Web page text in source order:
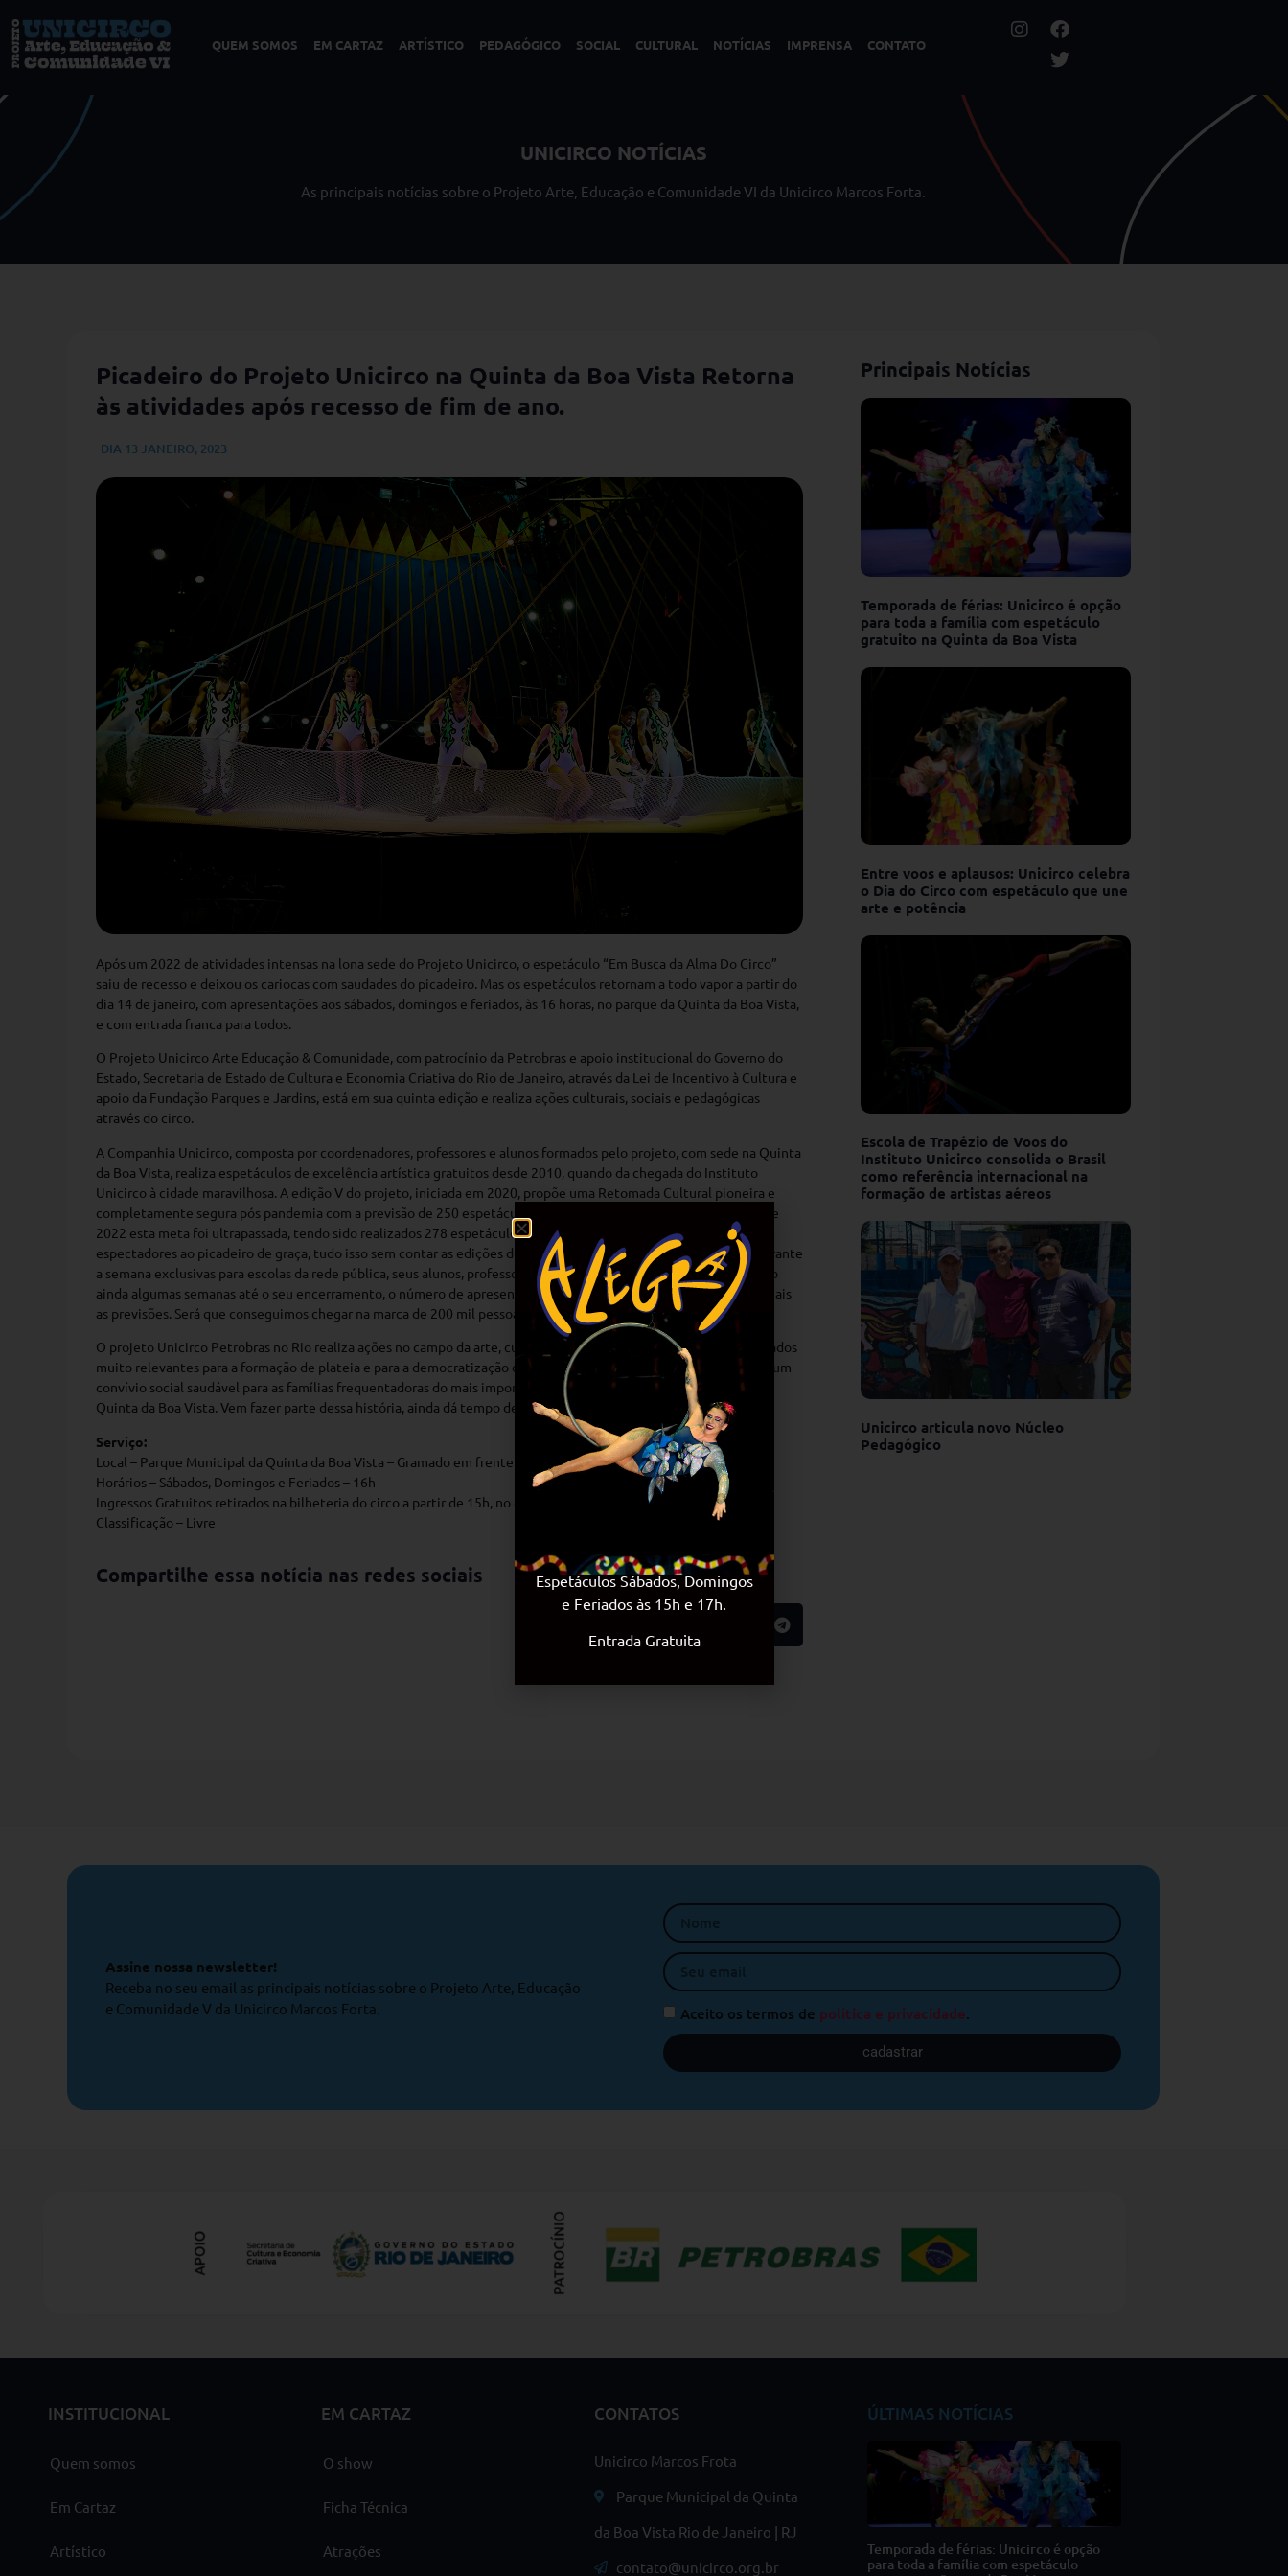
QUEM SOMOS EM CARTAZ ARTÍSTICO PEDAGÓGICO SOCIAL CULTURAL NOTÍCIAS IMPRENSA CONTATO
UNICIRCO NOTÍCIAS
As principais notícias sobre o Projeto Arte, Educação e Comunidade VI da Unicirco Marcos Forta.
Picadeiro do Projeto Unicirco na Quinta da Boa Vista Retorna
às atividades após recesso de fim de ano.
DIA 13 JANEIRO, 2023
Após um 2022 de atividades intensas na lona sede do Projeto Unicirco, o espetáculo “Em Busca da Alma Do Circo”
saiu de recesso e deixou os cariocas com saudades do picadeiro. Mas os espetáculos retornam a todo vapor a partir do
dia 14 de janeiro, com apresentações aos sábados, domingos e feriados, às 16 horas, no parque da Quinta da Boa Vista,
e com entrada franca para todos.
O Projeto Unicirco Arte Educação & Comunidade, com patrocínio da Petrobras e apoio institucional do Governo do
Estado, Secretaria de Estado de Cultura e Economia Criativa do Rio de Janeiro, através da Lei de Incentivo à Cultura e
apoio da Fundação Parques e Jardins, está em sua quinta edição e realiza ações culturais, sociais e pedagógicas
através do circo.
A Companhia Unicirco, composta por coordenadores, professores e alunos formados pelo projeto, com sede na Quinta
da Boa Vista, realiza espetáculos de excelência artística gratuitos desde 2010, quando da chegada do Instituto
Unicirco à cidade maravilhosa. A edição V do projeto, iniciada em 2020, propõe uma Retomada Cultural pioneira e
completamente segura pós pandemia com a previsão de 250 espetáculos a serem apresentados. Até dezembro de
2022 esta meta foi ultrapassada, tendo sido realizados 278 espetáculos que levaram um total de 187.529
espectadores ao picadeiro de graça, tudo isso sem contar as edições do Projeto Escola, que faz apresentações durante
a semana exclusivas para escolas da rede pública, seus alunos, professores e pais. Tendo a quinta edição do projeto
ainda algumas semanas até o seu encerramento, o número de apresentações e espectadores ultrapassará ainda mais
as previsões. Será que conseguimos chegar na marca de 200 mil pessoas?
O projeto Unicirco Petrobras no Rio realiza ações no campo da arte, cultura e educação, contribuindo com resultados
muito relevantes para a formação de plateia e para a democratização do acesso aos bens culturais e estimulando um
convívio social saudável para as famílias frequentadoras do mais importante Parque Público da Cidade, a Imperial
Quinta da Boa Vista. Vem fazer parte dessa história, ainda dá tempo de conferir o espetáculo!
Serviço:
Local – Parque Municipal da Quinta da Boa Vista – Gramado em frente ao BioParque do Rio
Horários – Sábados, Domingos e Feriados – 16h
Ingressos Gratuitos retirados na bilheteria do circo a partir de 15h, no dia do show – Sujeito à Lotação
Classificação – Livre
Compartilhe essa notícia nas redes sociais
Principais Notícias
Temporada de férias: Unicirco é opção
para toda a família com espetáculo
gratuito na Quinta da Boa Vista
Entre voos e aplausos: Unicirco celebra
o Dia do Circo com espetáculo que une
arte e potência
Escola de Trapézio de Voos do
Instituto Unicirco consolida o Brasil
como referência internacional na
formação de artistas aéreos
Unicirco articula novo Núcleo
Pedagógico
Assine nossa newsletter!
Receba no seu email as principais notícias sobre o Projeto Arte, Educação
e Comunidade V da Unicirco Marcos Forta.
Aceito os termos de política e privacidade.
cadastrar
INSTITUCIONAL
Quem somos
Em Cartaz
Artístico
EM CARTAZ
O show
Ficha Técnica
Atrações
CONTATOS
Unicirco Marcos Frota
Parque Municipal da Quinta
da Boa Vista Rio de Janeiro | RJ
contato@unicirco.org.br
ÚLTIMAS NOTÍCIAS
Temporada de férias: Unicirco é opção
para toda a família com espetáculo
Espetáculos Sábados, Domingos
e Feriados às 15h e 17h.
Entrada Gratuita